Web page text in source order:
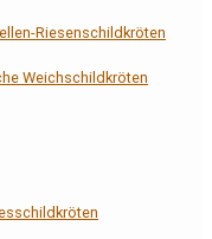
Riesenschildkröten
Weichschildkröten